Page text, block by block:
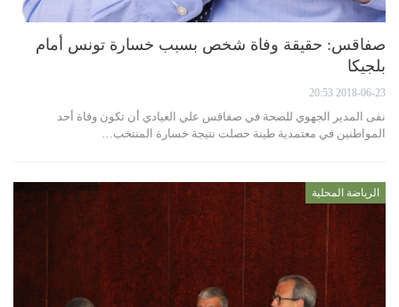
صفاقس: حقيقة وفاة شخص بسبب خسارة تونس أمام
بلجيكا
2018-06-23 20:53
نفى المدير الجهوي للصحة في صفاقس علي العيادي أن تكون وفاة أحد
المواطنين في معتمدية طينة حصلت نتيجة خسارة المنتخب…
الرياضة المحلية